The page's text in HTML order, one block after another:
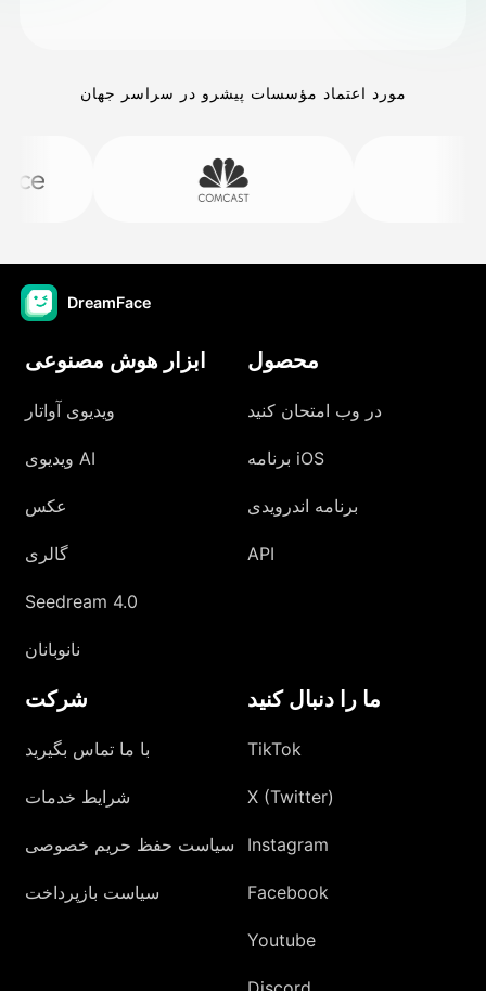
مورد اعتماد مؤسسات پیشرو در سراسر جهان
DreamFace
ابزار هوش مصنوعی
ویدیوی آواتار
ویدیوی AI
عکس
گالری
Seedream 4.0
نانوبانان
محصول
در وب امتحان کنید
برنامه iOS
برنامه اندرویدی
API
شرکت
با ما تماس بگیرید
شرایط خدمات
سیاست حفظ حریم خصوصی
سیاست بازپرداخت
ما را دنبال کنید
TikTok
X (Twitter)
Instagram
Facebook
Youtube